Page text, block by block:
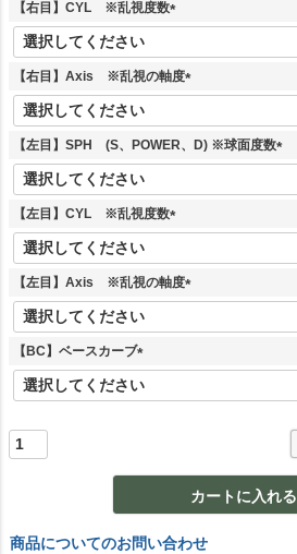
【右目】CYL ※乱視度数
(
須
【右目】Axis ※乱視の軸度
(
須
【左目】SPH (S、POWER、D) ※球面度数
(
【左目】CYL ※乱視度数
(
須
【左目】Axis ※乱視の軸度
(
【BC】ベースカーブ
(
必
カートに入れる
商品についてのお問い合わせ